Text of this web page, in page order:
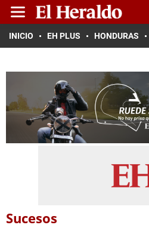
INICIO EH PLUS HONDURAS
Sucesos